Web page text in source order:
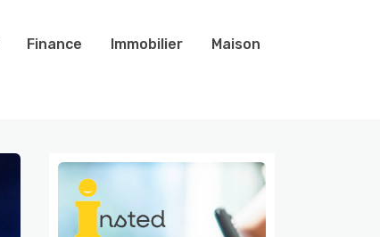
Finance Immobilier Maison